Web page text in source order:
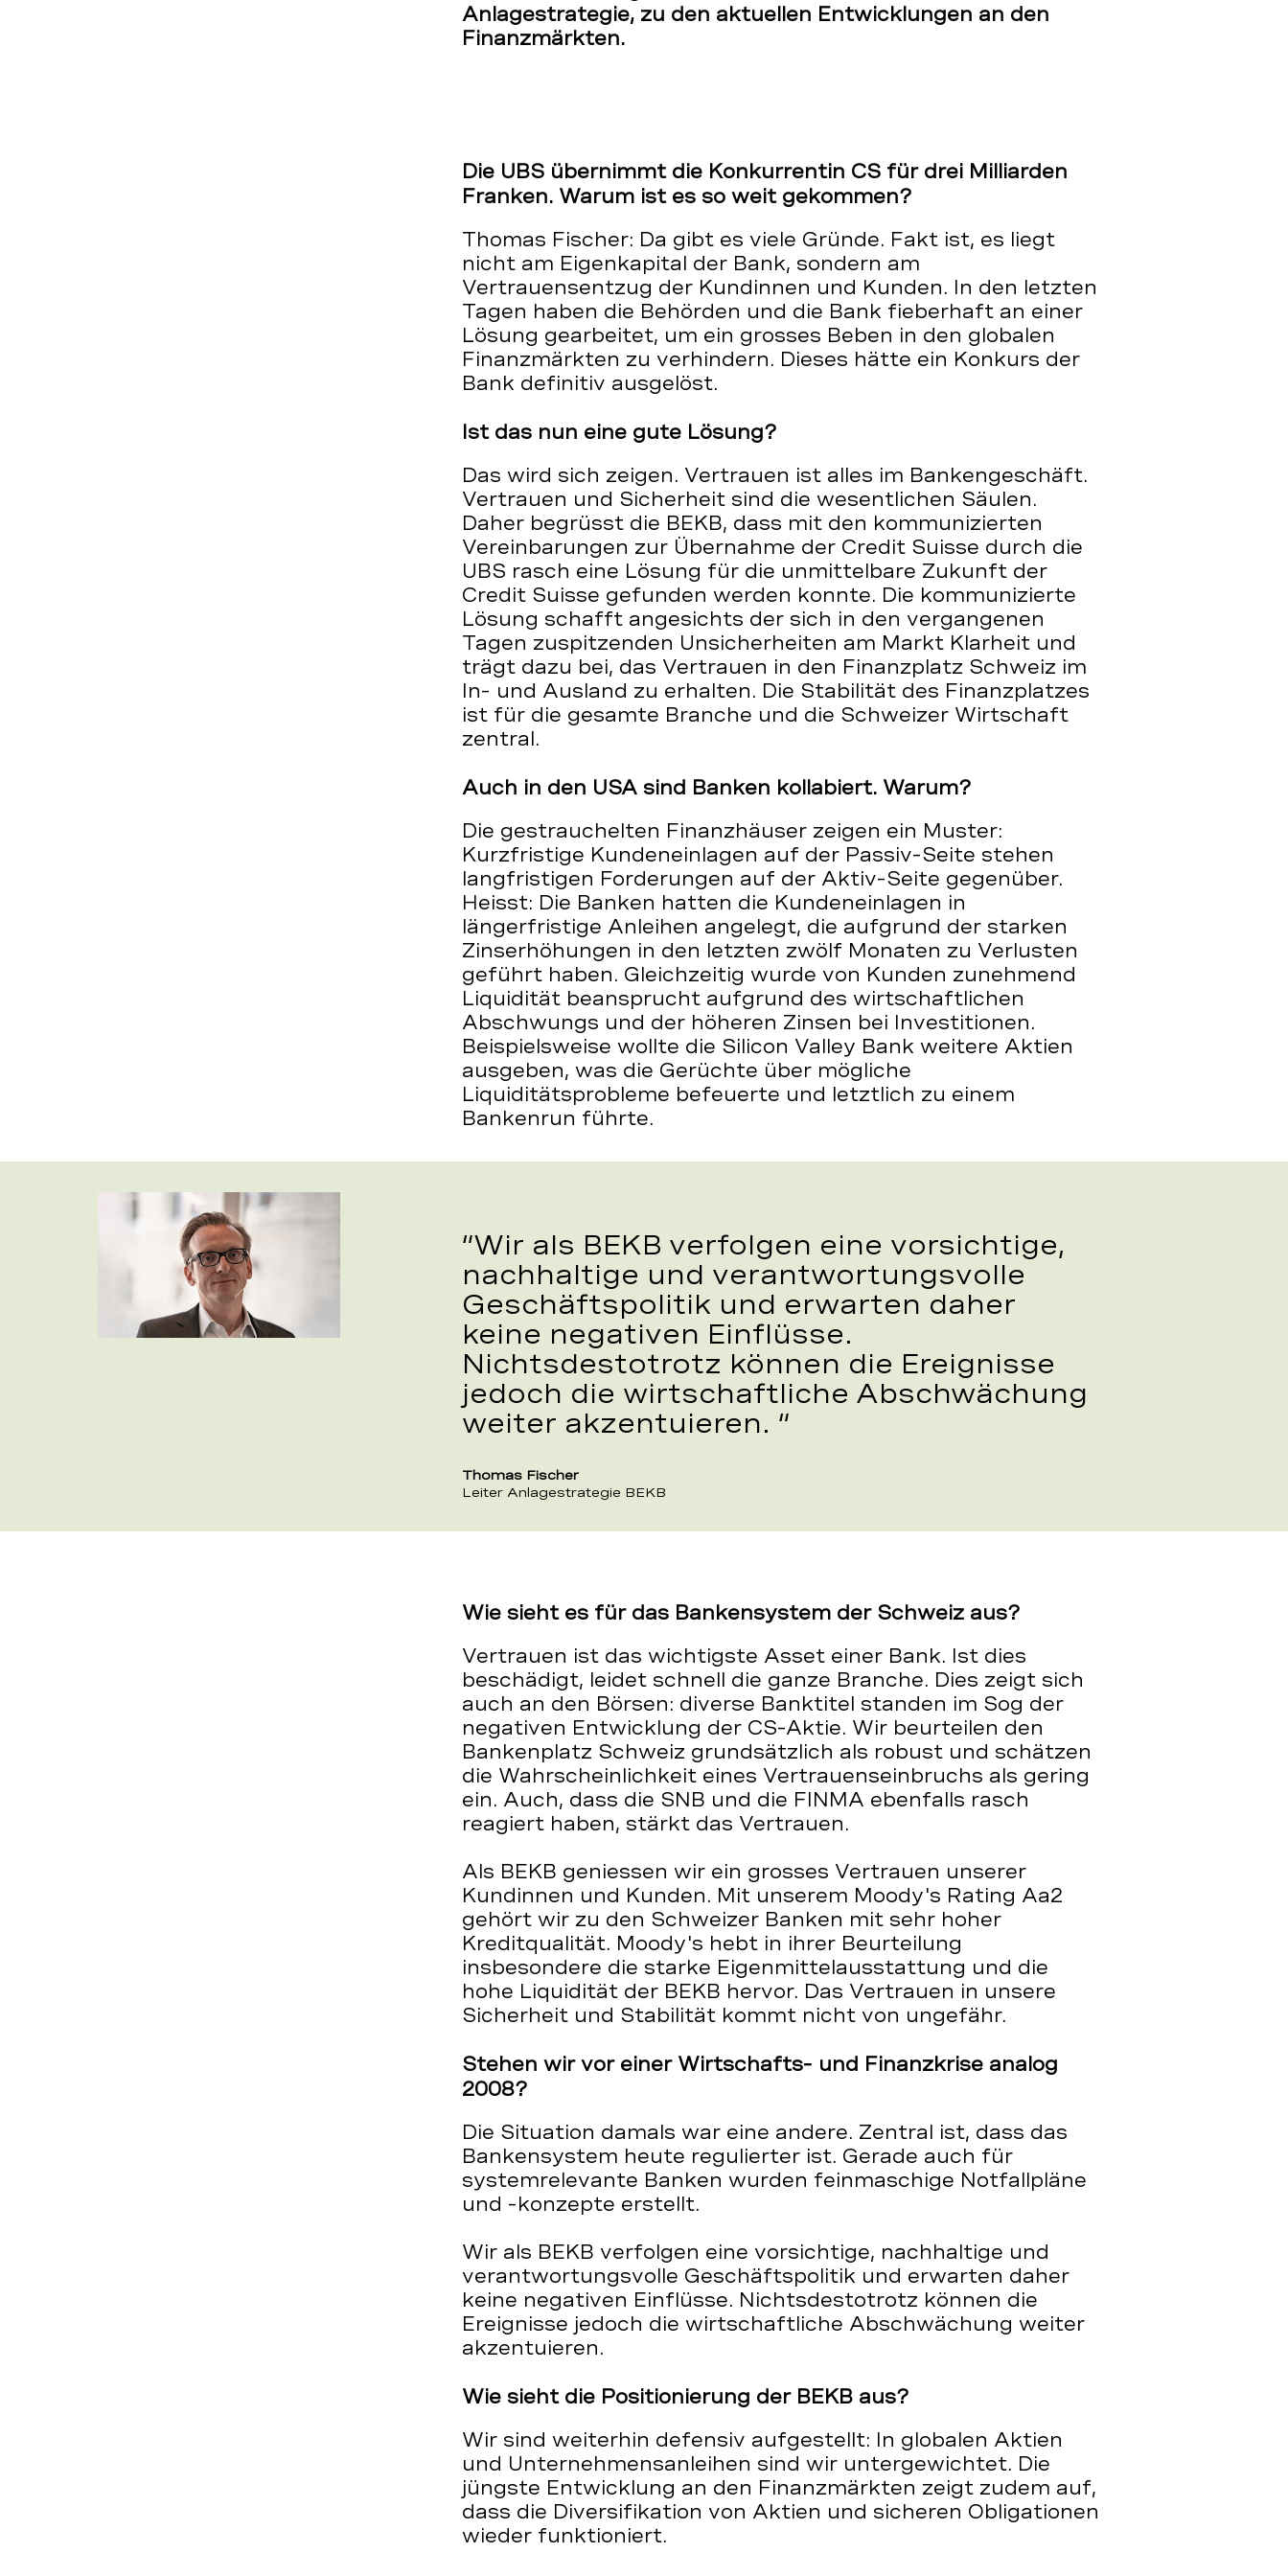
Anlagestrategie, zu den aktuellen Entwicklungen an den
Finanzmärkten.
Die UBS übernimmt die Konkurrentin CS für drei Milliarden
Franken. Warum ist es so weit gekommen?
Thomas Fischer: Da gibt es viele Gründe. Fakt ist, es liegt
nicht am Eigenkapital der Bank, sondern am
Vertrauensentzug der Kundinnen und Kunden. In den letzten
Tagen haben die Behörden und die Bank fieberhaft an einer
Lösung gearbeitet, um ein grosses Beben in den globalen
Finanzmärkten zu verhindern. Dieses hätte ein Konkurs der
Bank definitiv ausgelöst.
Ist das nun eine gute Lösung?
Das wird sich zeigen. Vertrauen ist alles im Bankengeschäft.
Vertrauen und Sicherheit sind die wesentlichen Säulen.
Daher begrüsst die BEKB, dass mit den kommunizierten
Vereinbarungen zur Übernahme der Credit Suisse durch die
UBS rasch eine Lösung für die unmittelbare Zukunft der
Credit Suisse gefunden werden konnte. Die kommunizierte
Lösung schafft angesichts der sich in den vergangenen
Tagen zuspitzenden Unsicherheiten am Markt Klarheit und
trägt dazu bei, das Vertrauen in den Finanzplatz Schweiz im
In- und Ausland zu erhalten. Die Stabilität des Finanzplatzes
ist für die gesamte Branche und die Schweizer Wirtschaft
zentral.
Auch in den USA sind Banken kollabiert. Warum?
Die gestrauchelten Finanzhäuser zeigen ein Muster:
Kurzfristige Kundeneinlagen auf der Passiv-Seite stehen
langfristigen Forderungen auf der Aktiv-Seite gegenüber.
Heisst: Die Banken hatten die Kundeneinlagen in
längerfristige Anleihen angelegt, die aufgrund der starken
Zinserhöhungen in den letzten zwölf Monaten zu Verlusten
geführt haben. Gleichzeitig wurde von Kunden zunehmend
Liquidität beansprucht aufgrund des wirtschaftlichen
Abschwungs und der höheren Zinsen bei Investitionen.
Beispielsweise wollte die Silicon Valley Bank weitere Aktien
ausgeben, was die Gerüchte über mögliche
Liquiditätsprobleme befeuerte und letztlich zu einem
Bankenrun führte.
Wir als BEKB verfolgen eine vorsichtige,
nachhaltige und verantwortungsvolle
Geschäftspolitik und erwarten daher
keine negativen Einflüsse.
Nichtsdestotrotz können die Ereignisse
jedoch die wirtschaftliche Abschwächung
weiter akzentuieren.
Thomas Fischer
Leiter Anlagestrategie BEKB
Wie sieht es für das Bankensystem der Schweiz aus?
Vertrauen ist das wichtigste Asset einer Bank. Ist dies
beschädigt, leidet schnell die ganze Branche. Dies zeigt sich
auch an den Börsen: diverse Banktitel standen im Sog der
negativen Entwicklung der CS-Aktie. Wir beurteilen den
Bankenplatz Schweiz grundsätzlich als robust und schätzen
die Wahrscheinlichkeit eines Vertrauenseinbruchs als gering
ein. Auch, dass die SNB und die FINMA ebenfalls rasch
reagiert haben, stärkt das Vertrauen.
Als BEKB geniessen wir ein grosses Vertrauen unserer
Kundinnen und Kunden. Mit unserem Moody's Rating Aa2
gehört wir zu den Schweizer Banken mit sehr hoher
Kreditqualität. Moody's hebt in ihrer Beurteilung
insbesondere die starke Eigenmittelausstattung und die
hohe Liquidität der BEKB hervor. Das Vertrauen in unsere
Sicherheit und Stabilität kommt nicht von ungefähr.
Stehen wir vor einer Wirtschafts- und Finanzkrise analog
2008?
Die Situation damals war eine andere. Zentral ist, dass das
Bankensystem heute regulierter ist. Gerade auch für
systemrelevante Banken wurden feinmaschige Notfallpläne
und -konzepte erstellt.
Wir als BEKB verfolgen eine vorsichtige, nachhaltige und
verantwortungsvolle Geschäftspolitik und erwarten daher
keine negativen Einflüsse. Nichtsdestotrotz können die
Ereignisse jedoch die wirtschaftliche Abschwächung weiter
akzentuieren.
Wie sieht die Positionierung der BEKB aus?
Wir sind weiterhin defensiv aufgestellt: In globalen Aktien
und Unternehmensanleihen sind wir untergewichtet. Die
jüngste Entwicklung an den Finanzmärkten zeigt zudem auf,
dass die Diversifikation von Aktien und sicheren Obligationen
wieder funktioniert.